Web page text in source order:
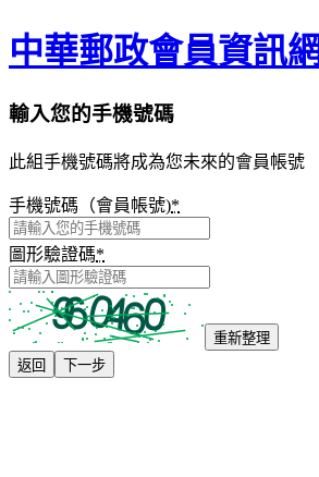
中華郵政會員資訊網
輸入您的手機號碼
此組手機號碼將成為您未來的會員帳號
手機號碼（會員帳號)*
圖形驗證碼*
重新整理
返回
下一步